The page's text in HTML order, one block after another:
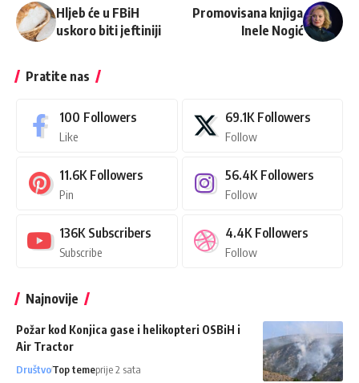
Hljeb će u FBiH
uskoro biti jeftiniji
Promovisana knjiga
Inele Nogić
Pratite nas
100 Followers
Like
69.1K Followers
Follow
11.6K Followers
Pin
56.4K Followers
Follow
136K Subscribers
Subscribe
4.4K Followers
Follow
Najnovije
Požar kod Konjica gase i helikopteri OSBiH i
Air Tractor
DruštvoTop temeprije 2 sata